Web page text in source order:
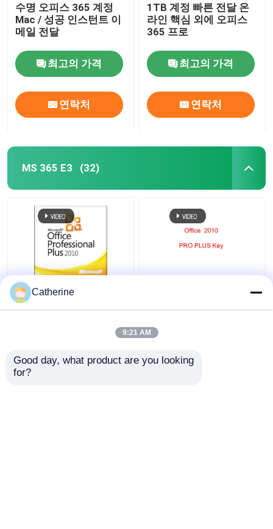
수명 오피스 365 계정
Mac / 성공 인스턴트 이
메일 전달
최고의 가격
연락처
1TB 계정 빠른 전달 온
라인 핵심 외에 오피스
365 프로
최고의 가격
연락처
MS 365 E3 (32)
전체 버전 마이크로소프
트 오피스 2010 키 코드
Catherine
9:21 AM
Good day, what product are you looking
for?